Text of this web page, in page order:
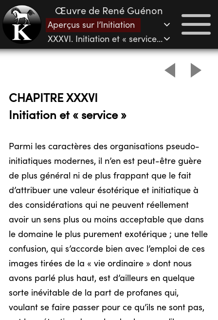
Œuvre de René Guénon
Aperçus sur l’Initiation
XXXVI. Initiation et « service »
CHAPITRE XXXVI
Initiation et « service »
Parmi les caractères des organisations pseudo-
initiatiques modernes, il n’en est peut-être guère
de plus général ni de plus frappant que le fait
d’attribuer une valeur ésotérique et initiatique à
des considérations qui ne peuvent réellement
avoir un sens plus ou moins acceptable que dans
le domaine le plus purement exotérique ; une telle
confusion, qui s’accorde bien avec l’emploi de ces
images tirées de la « vie ordinaire » dont nous
avons parlé plus haut, est d’ailleurs en quelque
sorte inévitable de la part de profanes qui,
voulant se faire passer pour ce qu’ils ne sont pas,